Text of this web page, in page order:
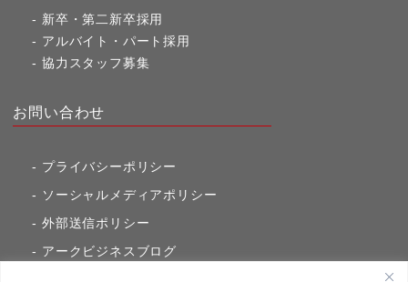
新卒・第二新卒採用
アルバイト・パート採用
協力スタッフ募集
お問い合わせ
プライバシーポリシー
ソーシャルメディアポリシー
外部送信ポリシー
アークビジネスブログ